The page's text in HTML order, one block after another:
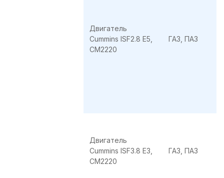
Двигатель
Cummins ISF2.8 E5,
CМ2220
ГАЗ, ПАЗ
Двигатель
Cummins ISF3.8 E3,
CМ2220
ГАЗ, ПАЗ